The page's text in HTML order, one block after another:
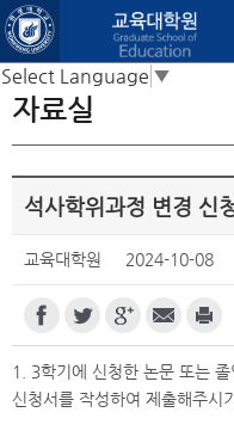
본문 바로가기
Select Language ▼
자료실
석사학위과정 변경 신
교육대학원 2024-10-08
1. 3학기에 신청한 논문 또는
신청서를 작성하여 제출해주시